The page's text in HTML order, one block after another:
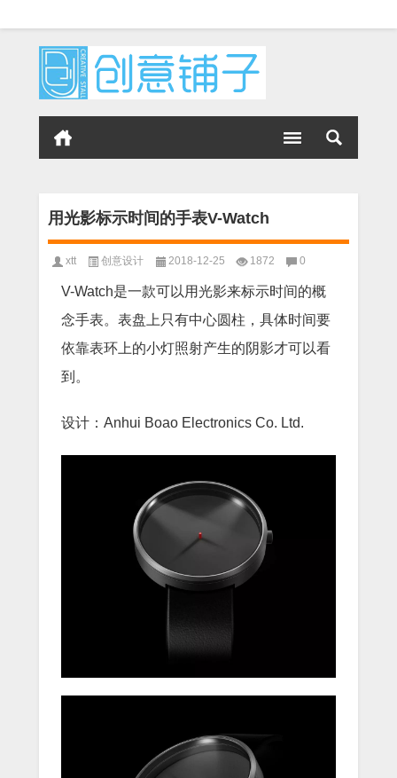
用光影标示时间的手表V-Watch
xtt 创意设计 2018-12-25 1872 0
V-Watch是一款可以用光影来标示时间的概
念手表。表盘上只有中心圆柱，具体时间要
依靠表环上的小灯照射产生的阴影才可以看
到。
设计：Anhui Boao Electronics Co. Ltd.